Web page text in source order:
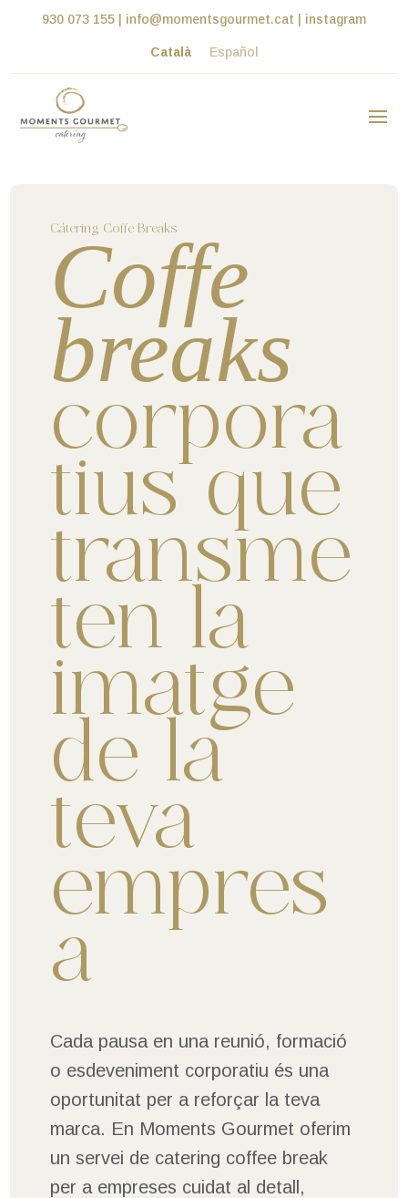
930 073 155 info@momentsgourmet.cat instagram
Català Español
Cátering Coffe Breaks
Coffe
breaks
corpora
tius que
transme
ten la
imatge
de la
teva
empres
a
Cada pausa en una reunió, formació
o esdeveniment corporatiu és una
oportunitat per a reforçar la teva
marca. En Moments Gourmet oferim
un servei de catering coffee break
per a empreses cuidat al detall,